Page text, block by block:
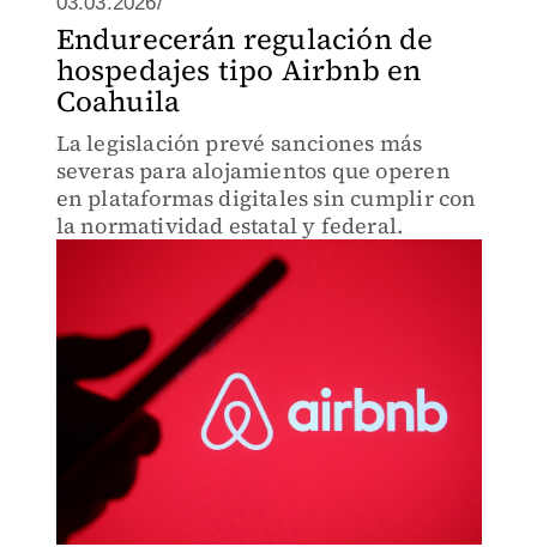
Endurecerán regulación de
hospedajes tipo Airbnb en
Coahuila
La legislación prevé sanciones más
severas para alojamientos que operen
en plataformas digitales sin cumplir con
la normatividad estatal y federal.